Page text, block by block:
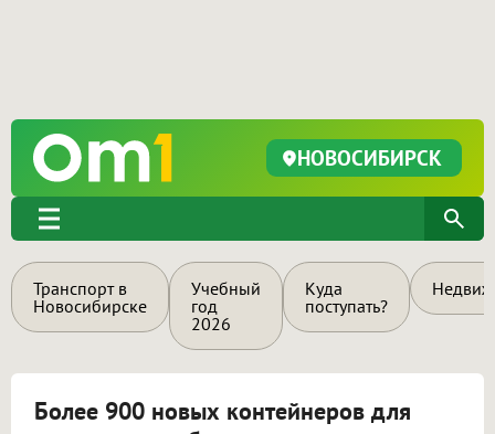
НОВОСИБИРСК
Транспорт в
Новосибирске
Учебный
год
2026
Куда
поступать?
Более 900 новых контейнеров для